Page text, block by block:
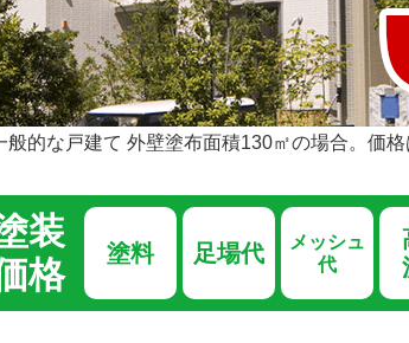
般的な戸建て 外壁塗布面積130㎡の場合。価格
装
格
塗料 足場代
メッシュ
代